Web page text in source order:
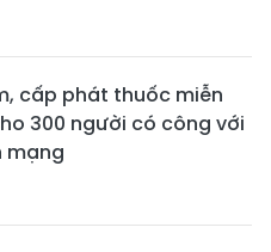
cấp phát thuốc miễn
300 người có công với
mạng